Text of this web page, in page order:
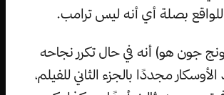
بصلة أي أنه ليس ترامب.
جون هو) أنه في حال تكرر نجاحه
مجددًا بالجزء الثاني للفيلم،